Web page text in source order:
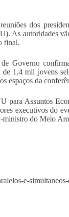
dos
As autoridades
final.
Governo
1,4 mil jovens
espaços da
para Assuntos
executivos do
do Meio
e-